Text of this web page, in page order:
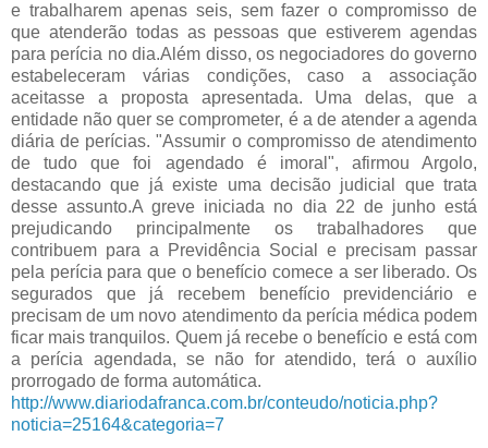
e trabalharem apenas seis, sem fazer o compromisso de
que atenderão todas as pessoas que estiverem agendas
para perícia no dia.Além disso, os negociadores do governo
estabeleceram várias condições, caso a associação
aceitasse a proposta apresentada. Uma delas, que a
entidade não quer se comprometer, é a de atender a agenda
diária de perícias. "Assumir o compromisso de atendimento
de tudo que foi agendado é imoral", afirmou Argolo,
destacando que já existe uma decisão judicial que trata
desse assunto.A greve iniciada no dia 22 de junho está
prejudicando principalmente os trabalhadores que
contribuem para a Previdência Social e precisam passar
pela perícia para que o benefício comece a ser liberado. Os
segurados que já recebem benefício previdenciário e
precisam de um novo atendimento da perícia médica podem
ficar mais tranquilos. Quem já recebe o benefício e está com
a perícia agendada, se não for atendido, terá o auxílio
prorrogado de forma automática.
http://www.diariodafranca.com.br/conteudo/noticia.php?
noticia=25164&categoria=7